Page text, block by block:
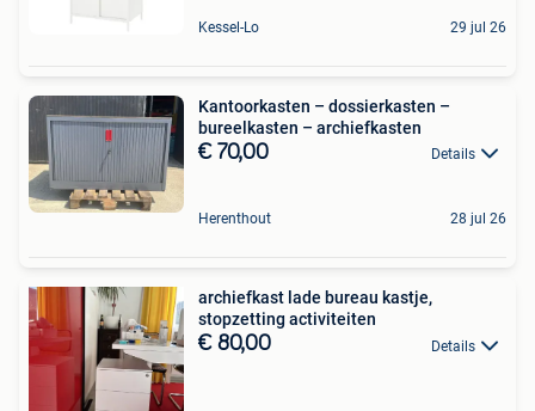
Kessel-Lo 29 jul 26
Kantoorkasten – dossierkasten –
bureelkasten – archiefkasten
€ 70,00 Details
Herenthout 28 jul 26
archiefkast lade bureau kastje,
stopzetting activiteiten
€ 80,00 Details